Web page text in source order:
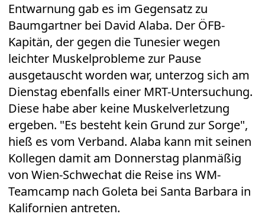
Entwarnung gab es im Gegensatz zu
Baumgartner bei David Alaba. Der ÖFB-
Kapitän, der gegen die Tunesier wegen
leichter Muskelprobleme zur Pause
ausgetauscht worden war, unterzog sich am
Dienstag ebenfalls einer MRT-Untersuchung.
Diese habe aber keine Muskelverletzung
ergeben. "Es besteht kein Grund zur Sorge",
hieß es vom Verband. Alaba kann mit seinen
Kollegen damit am Donnerstag planmäßig
von Wien-Schwechat die Reise ins WM-
Teamcamp nach Goleta bei Santa Barbara in
Kalifornien antreten.